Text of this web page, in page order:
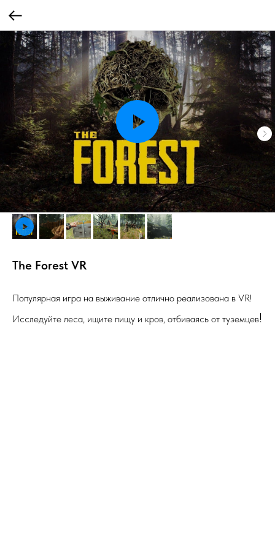
The Forest VR
Популярная игра на выживание отлично реализована в VR!
Исследуйте леса, ищите пищу и кров, отбиваясь от туземцев!